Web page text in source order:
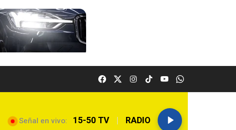
Señal en vivo: 15-50 TV | RADIO